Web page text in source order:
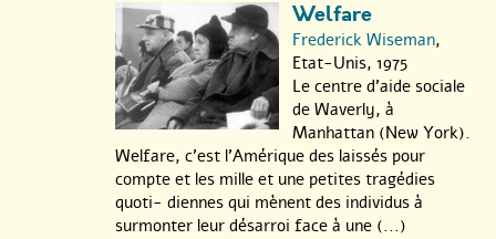
Welfare
Frederick Wiseman,
Etat-Unis, 1975
Le centre d’aide sociale
de Waverly, à
Manhattan (New York).
Welfare, c’est l’Amérique des laissés pour
compte et les mille et une petites tragédies
quoti- diennes qui mènent des individus à
surmonter leur désarroi face à une (...)